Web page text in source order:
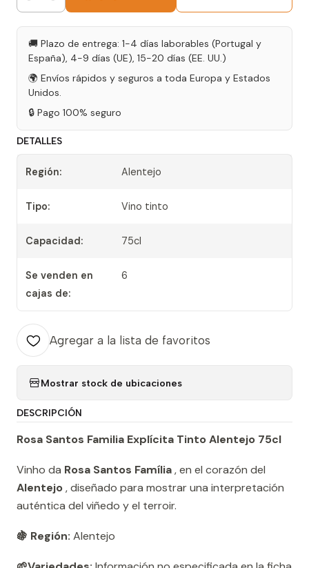
Cantidad
🚚 Plazo de entrega: 1-4 días laborables (Portugal y
España), 4-9 días (UE), 15-20 días (EE. UU.)
🌍 Envíos rápidos y seguros a toda Europa y Estados
Unidos.
🔒 Pago 100% seguro
DETALLES
Región: Alentejo
Tipo: Vino tinto
Capacidad: 75cl
Se venden en
cajas de:
6
Agregar a la lista de favoritos
Mostrar stock de ubicaciones
DESCRIPCIÓN
Rosa Santos Familia Explícita Tinto Alentejo 75cl
Vinho da Rosa Santos Família, en el corazón del
Alentejo, diseñado para mostrar una interpretación
auténtica del viñedo y el terroir.
🍇 Región: Alentejo